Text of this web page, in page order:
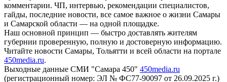
комментарии. ЧП, интервью, рекомендации специалистов,
гайды, последние новости, все самое важное о жизни Самары
и Самарской области — на одной площадке.
Наш основной принцип — быстро доставлять жителям
губернии проверенную, полную и достоверную информацию.
Читайте новости Самары, Тольятти и всей области на портале
450media.ru.
Выходные данные СМИ "Самара 450" 450media.ru
(регистрационный номер: ЭЛ № ФС77-90097 от 26.09.2025 г.)